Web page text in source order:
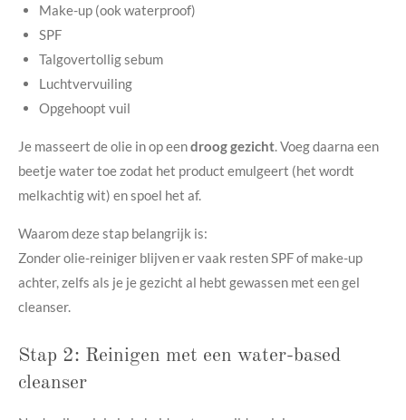
Make-up (ook waterproof)
SPF
Talgovertollig sebum
Luchtvervuiling
Opgehoopt vuil
Je masseert de olie in op eendroog gezicht. Voeg daarna een
beetje water toe zodat het product emulgeert (het wordt
melkachtig wit) en spoel het af.
Waarom deze stap belangrijk is:
Zonder olie-reiniger blijven er vaak resten SPF of make-up
achter, zelfs als je je gezicht al hebt gewassen met een gel
cleanser.
Stap 2: Reinigen met een water-based
cleanser